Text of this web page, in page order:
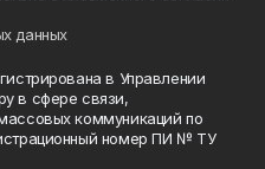
данных
в Управлении
в сфере связи,
коммуникаций по
номер ПИ № ТУ